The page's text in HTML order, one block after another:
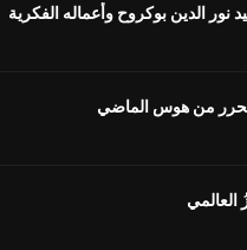
نور الدين بوكروح وأعماله الفكرية
من هوس الماضي
العالمي